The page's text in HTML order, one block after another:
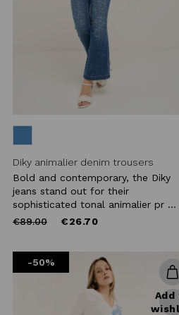
Diky animalier denim trousers
Bold and contemporary, the Diky
jeans stand out for their
sophisticated tonal animalier pr ...
Price
€89.00to €26.70
-50%
Add